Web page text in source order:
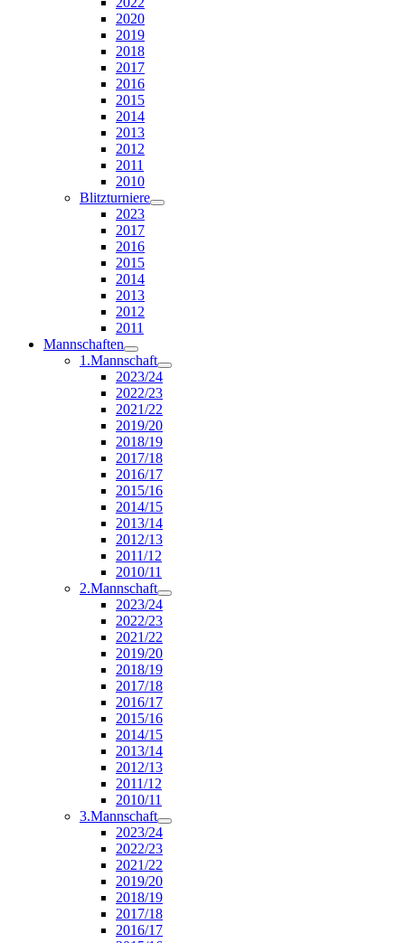
2020
2019
2018
2017
2016
2015
2014
2013
2012
2011
2010
Blitzturniere
2023
2017
2016
2015
2014
2013
2012
2011
Mannschaften
1.Mannschaft
2023/24
2022/23
2021/22
2019/20
2018/19
2017/18
2016/17
2015/16
2014/15
2013/14
2012/13
2011/12
2010/11
2.Mannschaft
2023/24
2022/23
2021/22
2019/20
2018/19
2017/18
2016/17
2015/16
2014/15
2013/14
2012/13
2011/12
2010/11
3.Mannschaft
2023/24
2022/23
2021/22
2019/20
2018/19
2017/18
2016/17